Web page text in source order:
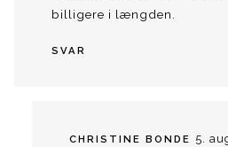
billigere i længden.
SVAR
CHRISTINE BONDE 5.